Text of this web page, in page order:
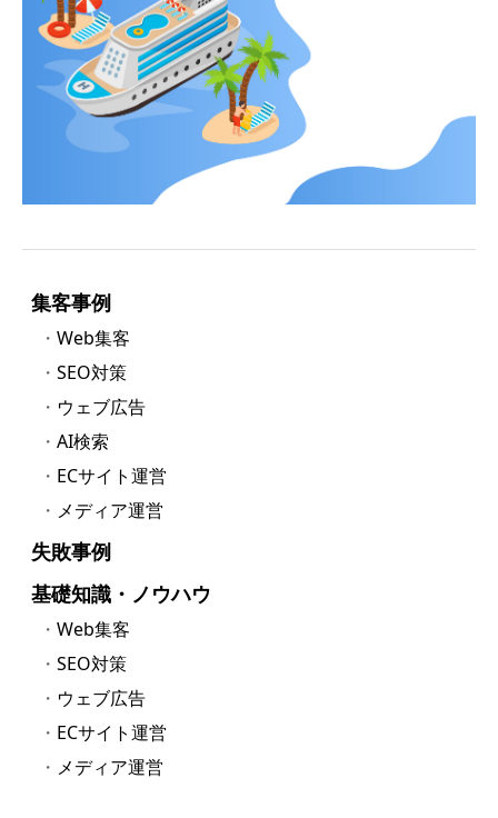
集客事例
Web集客
SEO対策
ウェブ広告
AI検索
ECサイト運営
メディア運営
失敗事例
基礎知識・ノウハウ
Web集客
SEO対策
ウェブ広告
ECサイト運営
メディア運営